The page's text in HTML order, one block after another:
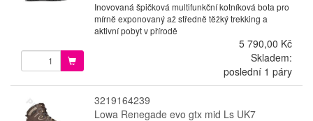
Inovovaná špičková multifunkční kotníková bota pro
mírně exponovaný až středně těžký trekking a
aktivní pobyt v přírodě
5 790,00 Kč
Skladem:
poslední 1 páry
3219164239
Lowa Renegade evo gtx mid Ls UK7